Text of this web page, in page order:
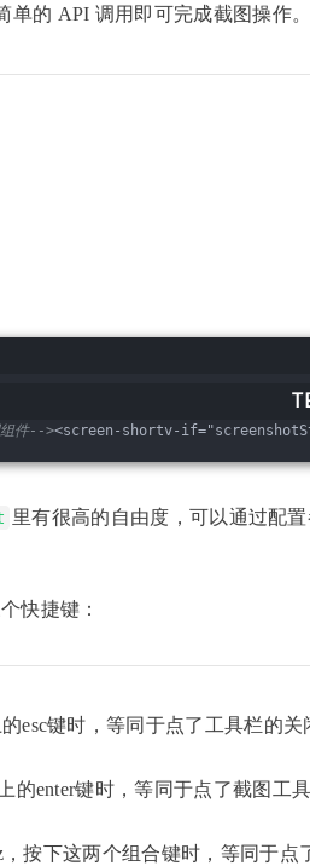
单的 API 调用即可完成截图操作。
件--><screen-shortv-
里有很高的自由度，可以通过配
快捷键：
esc键时，等同于点了工具栏的关
的enter键时，等同于点了截图工
，按下这两个组合键时，等同于点